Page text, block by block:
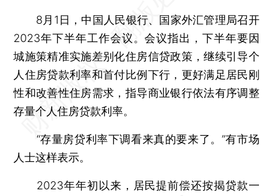
8月1日，中国人民银行、国家外汇管理局召开
2023年下半年工作会议。会议指出，下半年要因
城施策精准实施差别化住房信贷政策，继续引导个
人住房贷款利率和首付比例下行，更好满足居民刚
性和改善性住房需求，指导商业银行依法有序调整
存量个人住房贷款利率。
“存量房贷利率下调看来真的要来了。”有市场
人士这样表示。
2023年年初以来，居民提前偿还按揭贷款一